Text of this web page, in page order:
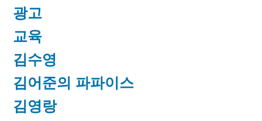
광고
교육
김수영
김어준의 파파이스
김영랑